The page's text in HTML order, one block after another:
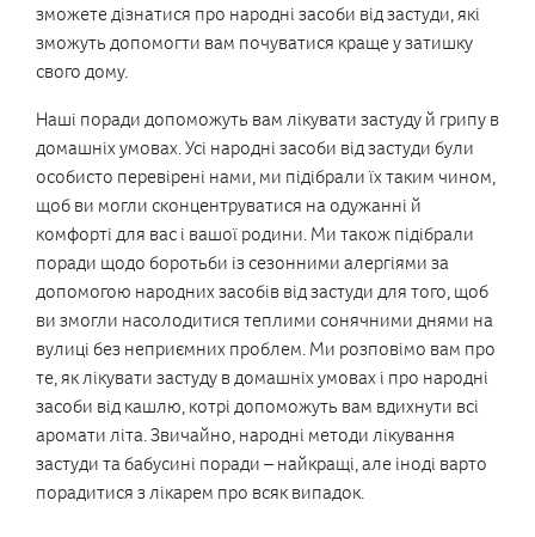
зможете дізнатися про народні засоби від застуди, які
зможуть допомогти вам почуватися краще у затишку
свого дому.
Наші поради допоможуть вам лікувати застуду й грипу в
домашніх умовах. Усі народні засоби від застуди були
особисто перевірені нами, ми підібрали їх таким чином,
щоб ви могли сконцентруватися на одужанні й
комфорті для вас і вашої родини. Ми також підібрали
поради щодо боротьби із сезонними алергіями за
допомогою народних засобів від застуди для того, щоб
ви змогли насолодитися теплими сонячними днями на
вулиці без неприємних проблем. Ми розповімо вам про
те, як лікувати застуду в домашніх умовах і про народні
засоби від кашлю, котрі допоможуть вам вдихнути всі
аромати літа. Звичайно, народні методи лікування
застуди та бабусині поради – найкращі, але іноді варто
порадитися з лікарем про всяк випадок.